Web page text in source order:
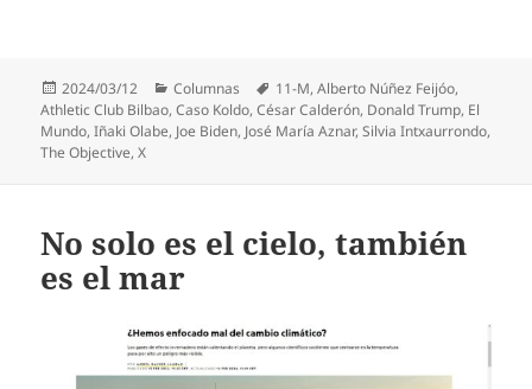
Publicado
el
2024/03/12 Categorías
Columnas Etiquetas
11-M,Alberto Núñez Feijóo,
Athletic Club Bilbao,Caso Koldo,César Calderón, Donald Trump, El
Mundo,Iñaki Olabe, Joe Biden, José María Aznar,Silvia Intxaurrondo,
The Objective,X
No solo es el cielo, también
es el mar